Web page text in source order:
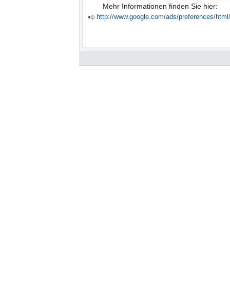
Mehr Informationen finden Sie hier:
http://www.google.com/ads/preferences/